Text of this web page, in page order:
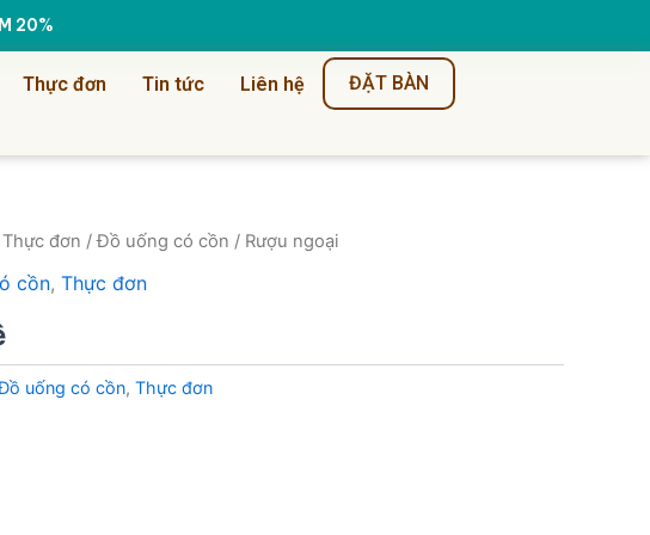
20%
Thực đơn Tin tức Liên hệ ĐẶT BÀN
Thực đơn /Đồ uống có cồn / Rượu ngoại
cồn, Thực đơn
uống có cồn, Thực đơn